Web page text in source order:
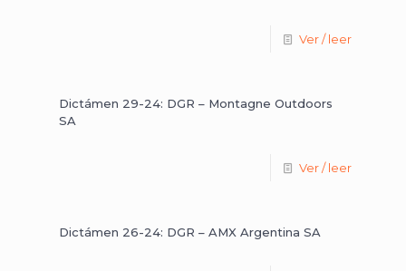
Ver / leer
Dictámen 29-24: DGR – Montagne Outdoors
SA
Ver / leer
Dictámen 26-24: DGR – AMX Argentina SA